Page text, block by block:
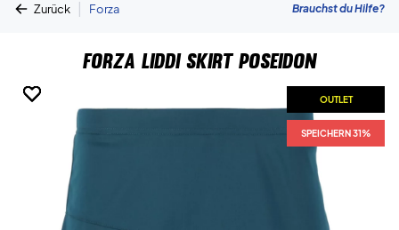
Zurück | Forza Brauchst du Hilfe?
Forza Liddi Skirt Poseidon
OUTLET
SPEICHERN 31%
OUTLET
SPEICHERN 31%
OUTLET
SPEICHERN 31%
OUTLET
SPEICHERN 31%
OUTLET
SPEICHERN 31%